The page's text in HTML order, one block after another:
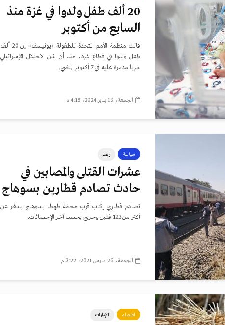
20 ألف طفل ولدوا في غزة منذ
السابع من أكتوبر
قالت منظمة الأمم المتحدة للطفولة «يونيسف» إن 20 ألف
طفل ولدوا في قطاع غزة، منذ أن شن الاحتلال الإسرائيلي
حربا مدمرة عليه في 7 أكتوبر الماضي.
الجمعة، 19 يناير 2024، 4:15 م
سياسة رصد
عشرات القتلى والمصابين في
حادث تصادم قطارين بسوهاج
تصادم قطاري ركاب قرب محطة طهطا بسوهاج يسفر عن
أكثر من 123 قتيل وجريح بحسب آخر الإحصائات.
الجمعة، 26 مارس 2021، 3:22 م
اقتصاد الإمارات